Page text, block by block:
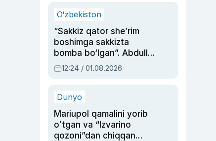
O‘zbekiston
“Sakkiz qator she’rim
boshimga sakkizta
bomba bo‘lgan”. Abdulla
Oripovni siyosiy
ayblovlardan asrab
12:24 / 01.08.2026
Dunyo
Mariupol qamalini yorib
oʻtgan va “Izvarino
qozoni”dan chiqqan